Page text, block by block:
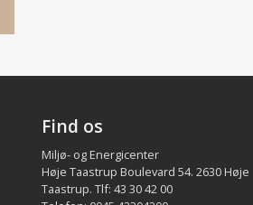
Find os
Miljø- og Energicenter
Høje Taastrup Boulevard 54. 2630 Høje
Taastrup. Tlf: 43 30 42 00